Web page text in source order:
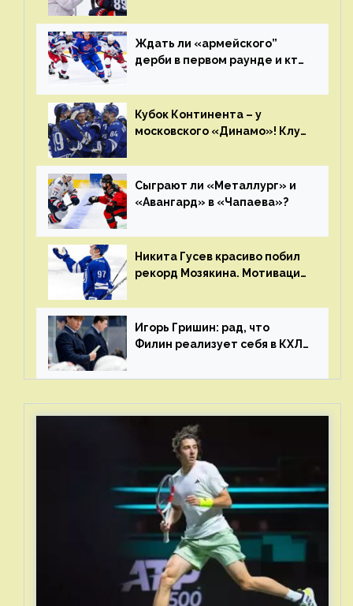
Ждать ли «армейского”
дерби в первом раунде и кто
Главные интриги последнего
дня «регулярки” КХЛ
Кубок Континента – у
московского «Динамо»! Клуб
сезон
Сыграют ли «Металлург» и
«Авангард» в «Чапаева»?
Никита Гусев красиво побил
рекорд Мозякина. Мотивации
много
Игорь Гришин: рад, что
Филин реализует себя в КХЛ
стали загонять его в рамки